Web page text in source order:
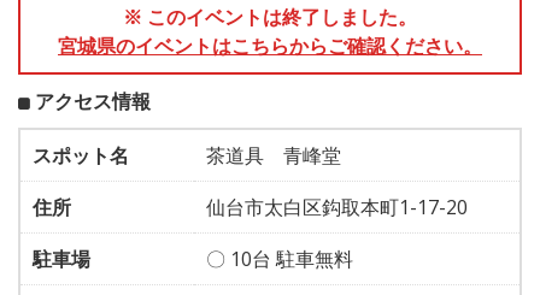
※ このイベントは終了しました。
宮城県のイベントはこちらからご確認ください。
アクセス情報
スポット名
茶道具 青峰堂
住所
仙台市太白区鈎取本町1-17-20
駐車場
〇 10台 駐車無料